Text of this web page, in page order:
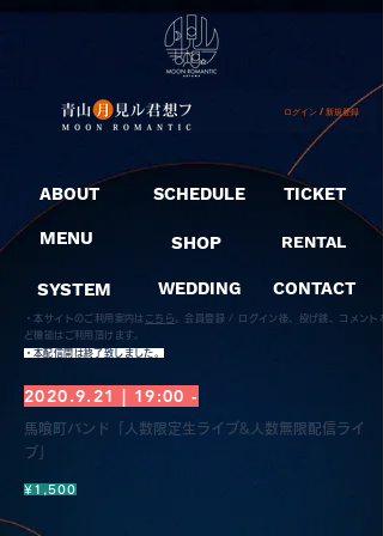
ログイン / 新規登録
ABOUT
MENU
SYSTEM
SCHEDULE
SHOP
WEDDING
TICKET
RENTAL
CONTACT
・本サイトのご利用案内は こちら
会員登録 / ログイン後、投げ銭、コメント
ど機能はご利用頂けます。
​・本配信開は終了致しました。
2020.9.21 | 19:00 -
馬喰町バンド「人数限定生ライブ&人数無限配信ライ
ブ」
¥1,500